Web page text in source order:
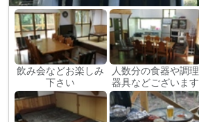
飲み会などお楽しみ
下さい
人数分の食器や調理
器具などございます